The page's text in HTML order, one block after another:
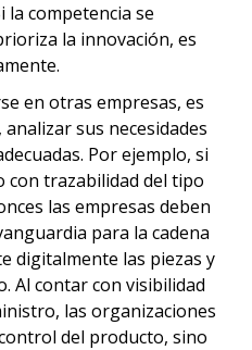
competencia se
la innovación, es
en otras empresas, es
sus necesidades
Por ejemplo, si
con trazabilidad del tipo
las empresas deben
para la cadena
digitalmente las piezas y
Al contar con visibilidad
las organizaciones
del producto, sino